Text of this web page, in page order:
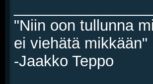
"Niin oon tullunna
ei viehätä mikkään"
-Jaakko Teppo